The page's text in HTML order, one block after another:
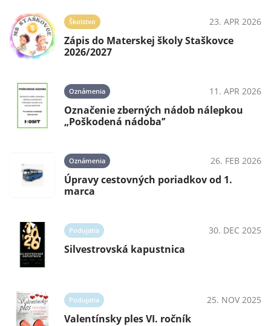
Školstvo 23. APR 2026
Zápis do Materskej školy Staškovce
2026/2027
Oznámenia 11. APR 2026
Označenie zberných nádob nálepkou
„Poškodená nádoba’’
Oznámenia 26. FEB 2026
Úpravy cestovných poriadkov od 1.
marca
Podujatia 30. DEC 2025
Silvestrovská kapustnica
Podujatia 25. NOV 2025
Valentínsky ples VI. ročník